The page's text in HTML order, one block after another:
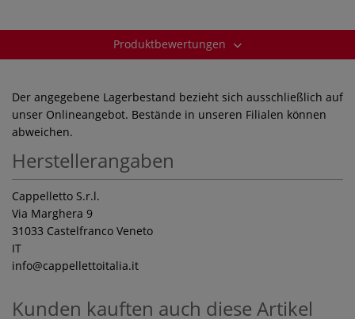
Produktbewertungen
Der angegebene Lagerbestand bezieht sich ausschließlich auf
unser Onlineangebot. Bestände in unseren Filialen können
abweichen.
Herstellerangaben
Cappelletto S.r.l.
Via Marghera 9
31033 Castelfranco Veneto
IT
info@cappellettoitalia.it
Kunden kauften auch diese Artikel